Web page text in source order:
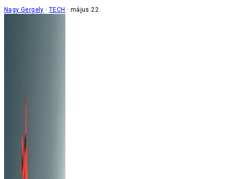
Nagy Gergely TECH május 22.